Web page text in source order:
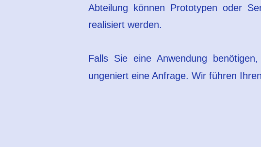
Abteilung können Prototypen oder
realisiert werden.
Falls Sie eine Anwendung
ungeniert eine Anfrage. Wir führen